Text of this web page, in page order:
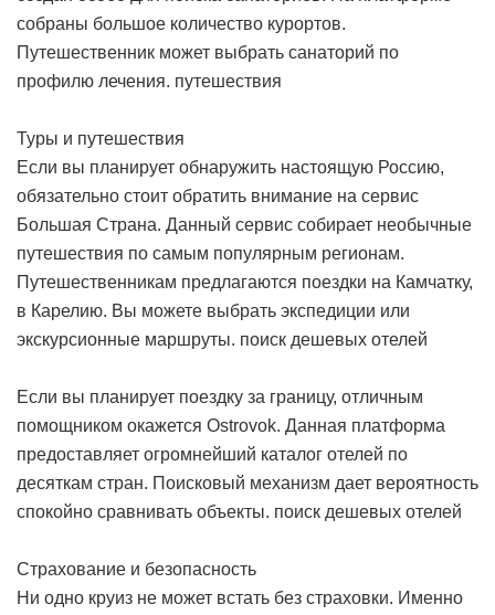
собраны большое количество курортов.
Путешественник может выбрать санаторий по
профилю лечения. путешествия
Туры и путешествия
Если вы планирует обнаружить настоящую Россию,
обязательно стоит обратить внимание на сервис
Большая Страна. Данный сервис собирает необычные
путешествия по самым популярным регионам.
Путешественникам предлагаются поездки на Камчатку,
в Карелию. Вы можете выбрать экспедиции или
экскурсионные маршруты. поиск дешевых отелей
Если вы планирует поездку за границу, отличным
помощником окажется Ostrovok. Данная платформа
предоставляет огромнейший каталог отелей по
десяткам стран. Поисковый механизм дает вероятность
спокойно сравнивать объекты. поиск дешевых отелей
Страхование и безопасность
Ни одно круиз не может встать без страховки. Именно